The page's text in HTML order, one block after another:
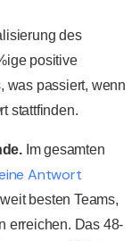
des
positive
was passiert, wenn
stattfinden.
Im gesamten
Antwort
besten Teams,
erreichen. Das 48-